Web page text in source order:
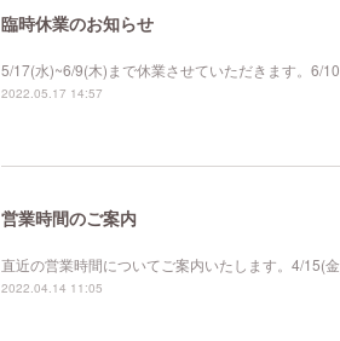
臨時休業のお知らせ
5/17(水)~6/9(木)まで休業させていただきます。6/
2022.05.17 14:57
営業時間のご案内
直近の営業時間についてご案内いたします。4/
2022.04.14 11:05